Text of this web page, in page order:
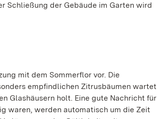
Schließung der Gebäude im Garten wird
mit dem Sommerflor vor. Die
empfindlichen Zitrusbäumen wartet
Glashäusern holt. Eine gute Nachricht für
waren, werden automatisch um die Zeit